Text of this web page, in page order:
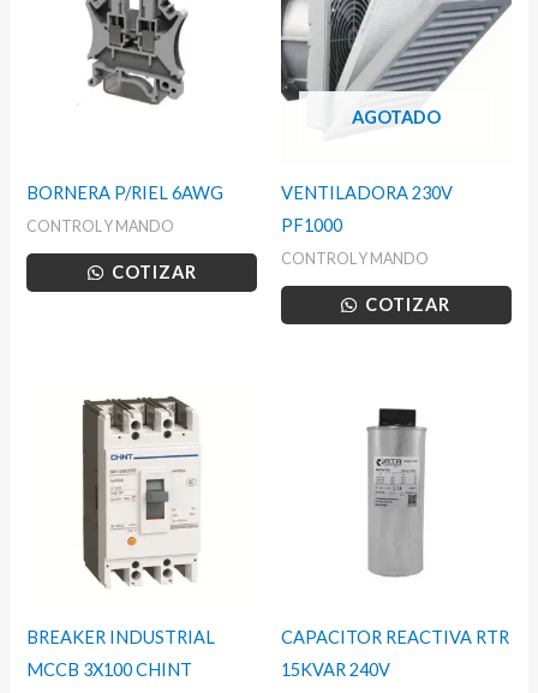
BORNERA P/RIEL 6AWG
CONTROL Y MANDO
COTIZAR
AGOTADO
VENTILADORA 230V
PF1000
CONTROL Y MANDO
COTIZAR
BREAKER INDUSTRIAL
MCCB 3X100 CHINT
CAPACITOR REACTIVA RTR
15KVAR 240V